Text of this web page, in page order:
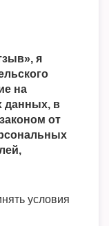
я
на
данных, в
от
условия